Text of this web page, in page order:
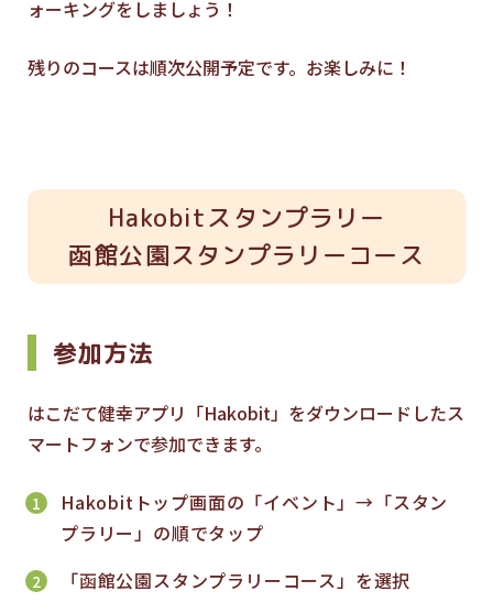
ォーキングをしましょう！
残りのコースは順次公開予定です。お楽しみに！
Hakobitスタンプラリー
函館公園スタンプラリーコース
参加方法
はこだて健幸アプリ「Hakobit」をダウンロードしたス
マートフォンで参加できます。
Hakobitトップ画面の「イベント」→「スタン
プラリー」の順でタップ
「函館公園スタンプラリーコース」を選択